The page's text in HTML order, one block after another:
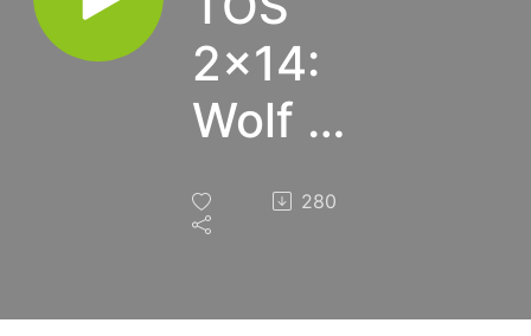
2x14:
Wolf in
the
Fold
280